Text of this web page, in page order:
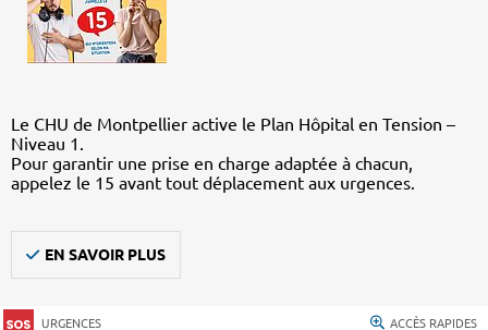
Le CHU de Montpellier active le Plan Hôpital en Tension –
Niveau 1.
Pour garantir une prise en charge adaptée à chacun,
appelez le 15 avant tout déplacement aux urgences.
EN SAVOIR PLUS
URGENCES ACCÈS RAPIDES